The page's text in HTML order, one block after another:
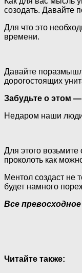
созодать. Давайте
Для что это
времени.
Давайте
дорогостоящих
Забудьте о этом
Недаром наши люди
Для этого
проколоть как
Ментол создаст не
будет намного
Все
Читайте также: